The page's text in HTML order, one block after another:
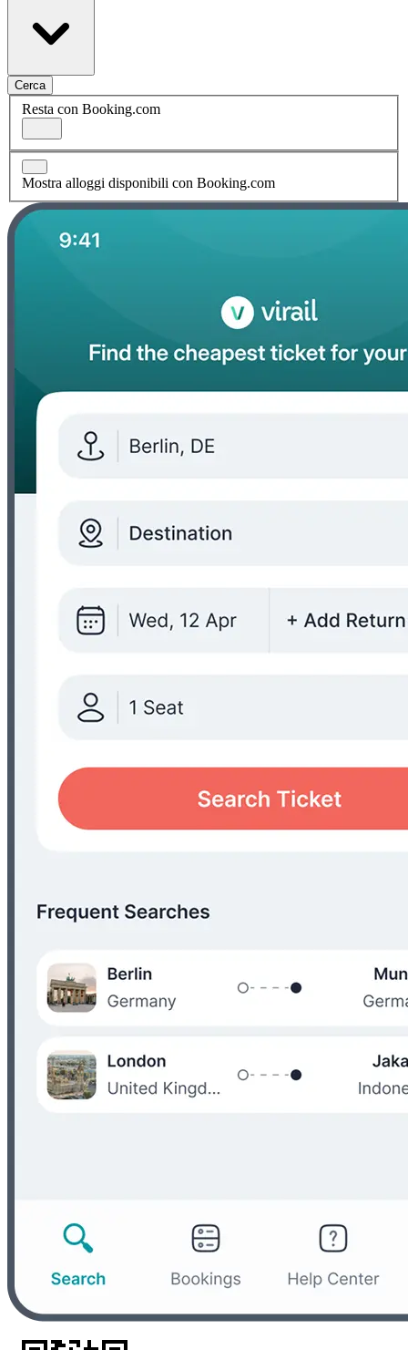
Cerca
Resta con Booking.com
Mostra alloggi disponibili con Booking.com